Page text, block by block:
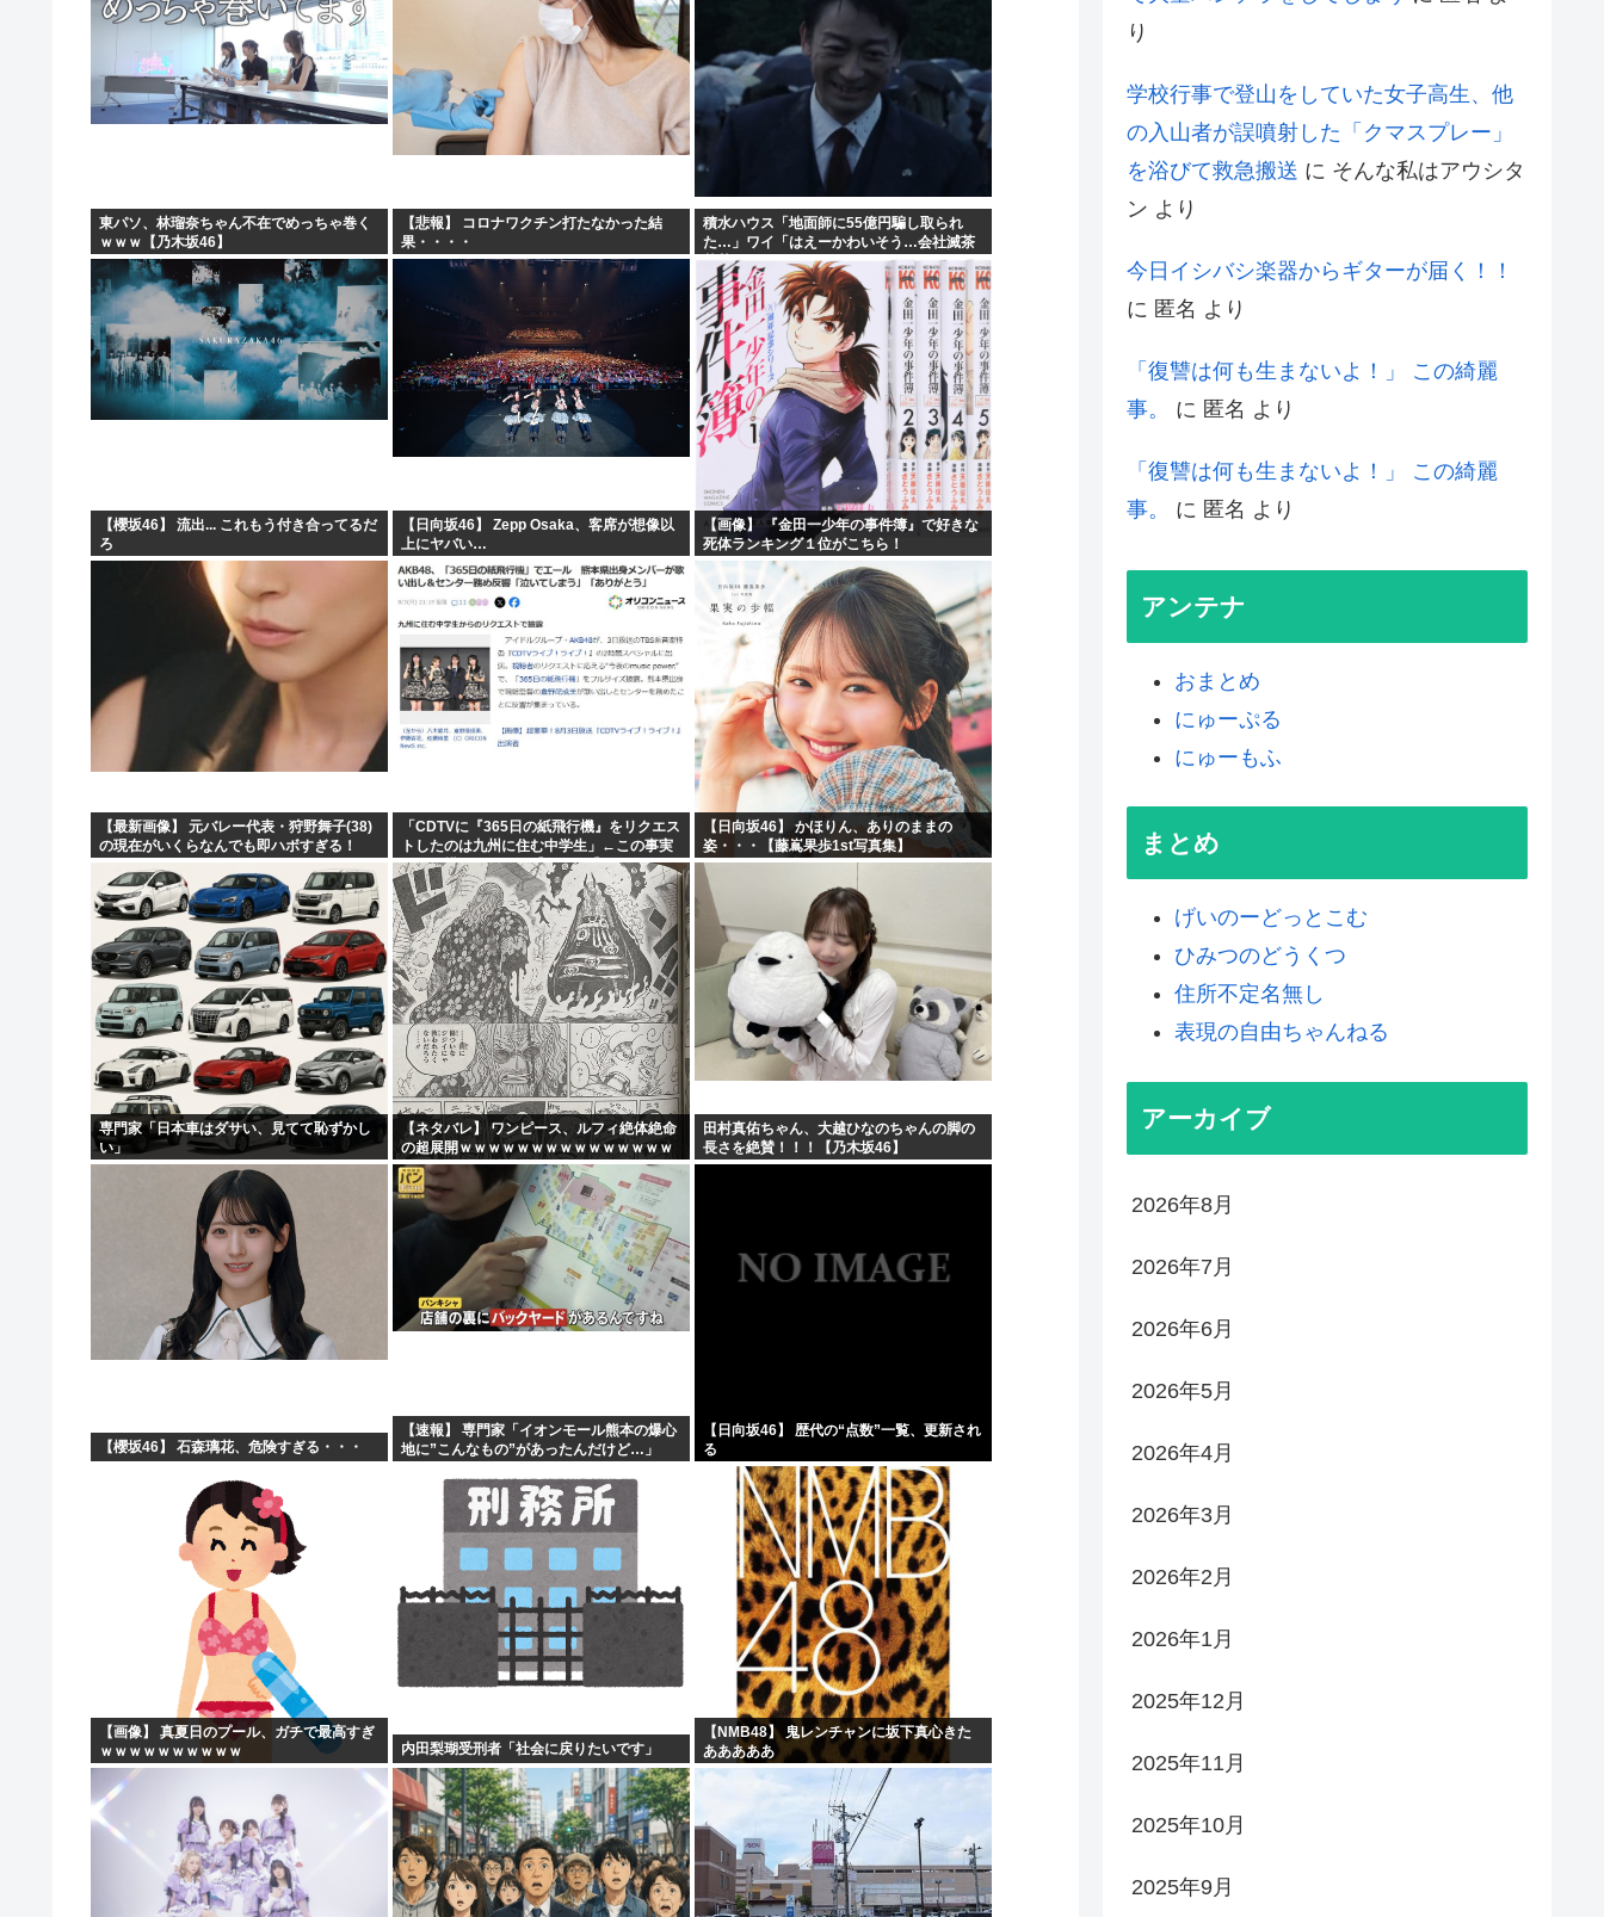
東パソ、林瑠奈ちゃん不在でめっちゃ巻く
ｗｗｗ【乃木坂46】
【悲報】 コロナワクチン打たなかった結
果・・・・
積水ハウス「地面師に55億円騙し取られ
た…」ワイ「はえーかわいそう…会社滅茶
苦茶やろなぁ」→
【櫻坂46】 流出... これもう付き合ってるだ
ろ
【日向坂46】 Zepp Osaka、客席が想像以
上にヤバい…
【画像】 『金田一少年の事件簿』で好きな
死体ランキング１位がこちら！
【最新画像】 元バレー代表・狩野舞子(38)
の現在がいくらなんでも即ハボすぎる！
「CDTVに『365日の紙飛行機』をリクエス
トしたのは九州に住む中学生」←この事実
って結構デカいよな【AKB48】
【日向坂46】 かほりん、ありのままの
姿・・・【藤嶌果歩1st写真集】
専門家「日本車はダサい、見てて恥ずかし
い」
【ネタバレ】 ワンピース、ルフィ絶体絶命
の超展開ｗｗｗｗｗｗｗｗｗｗｗｗｗｗｗ
ｗｗｗｗｗｗｗｗｗｗｗｗｗｗｗｗｗｗｗ
ｗｗｗｗｗｗｗｗｗｗｗ...
田村真佑ちゃん、大越ひなのちゃんの脚の
長さを絶賛！！！【乃木坂46】
【櫻坂46】 石森璃花、危険すぎる・・・
【速報】 専門家「イオンモール熊本の爆心
地に”こんなもの”があったんだけど…」
【日向坂46】 歴代の“点数”一覧、更新され
る
【画像】 真夏日のプール、ガチで最高すぎ
ｗｗｗｗｗｗｗｗｗｗ
内田梨瑚受刑者「社会に戻りたいです」
【NMB48】 鬼レンチャンに坂下真心きた
あああああ
り
学校行事で登山をしていた女子高生、他
の入山者が誤噴射した「クマスプレー」
を浴びて救急搬送 に そんな私はアウシタ
ン より
今日イシバシ楽器からギターが届く！！
に 匿名 より
「復讐は何も生まないよ！」 この綺麗
事。
に 匿名 より
「復讐は何も生まないよ！」 この綺麗
事。
に 匿名 より
アンテナ
おまとめ
にゅーぷる
にゅーもふ
まとめ
げいのーどっとこむ
ひみつのどうくつ
住所不定名無し
表現の自由ちゃんねる
アーカイブ
2026年8月
2026年7月
2026年6月
2026年5月
2026年4月
2026年3月
2026年2月
2026年1月
2025年12月
2025年11月
2025年10月
2025年9月